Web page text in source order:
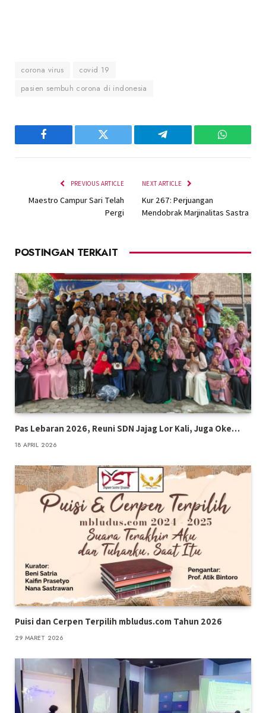
corona virus
covid 19
pasien sembuh corona di indonesia
Facebook Twitter Telegram
PREVIOUS ARTICLE
Maestro Campur Sari Telah
Pergi
NEXT ARTICLE
Kur 267: Perjuangan
Mendobrak Marjinalitas Sastra
POSTINGAN TERKAIT
Pas Lebaran 2026, Reuni SDN Jajag Lor Kali, Juga Oke…
18 APRIL 2026
Puisi dan Cerpen Terpilih mbludus.com Tahun 2026
29 MARET 2026